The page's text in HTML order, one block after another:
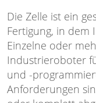
Die Zelle ist ein
Fertigung, in
Einzelne oder
Industrieroboter
und -
Anforderungen